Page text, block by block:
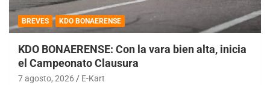
BREVES KDO BONAERENSE
KDO BONAERENSE: Con la vara bien alta, inicia
el Campeonato Clausura
7 agosto, 2026 E-Kart